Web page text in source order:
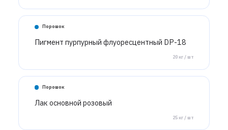
Порошок
Пигмент пурпурный флуоресцентный DP-18
20 кг / шт
Порошок
Лак основной розовый
25 кг / шт